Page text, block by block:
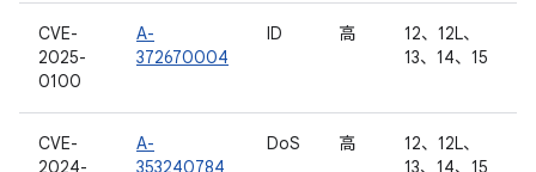
CVE-
2025-
0100
A-
372670004
ID 高
12、12L、
13、14、15
CVE-
2024-
A-
353240784
DoS 高
12、12L、
13、14、15